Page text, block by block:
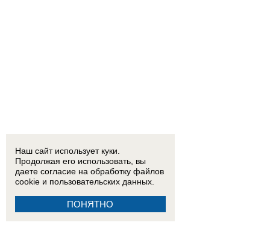
Наш сайт использует куки.
Продолжая его использовать, вы
даете согласие на обработку файлов
cookie и пользовательских данных.
ПОНЯТНО